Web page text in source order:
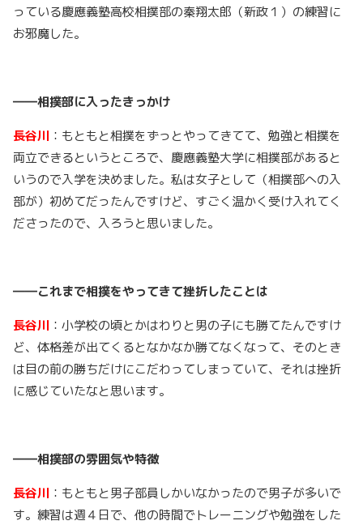
っている慶應義塾高校相撲部の秦翔太郎（新政１）の練習に
お邪魔した。
――相撲部に入ったきっかけ
長谷川 ：もともと相撲をずっとやってきてて、勉強と相撲を
両立できるというところで、慶應義塾大学に相撲部があると
いうので入学を決めました。私は女子として（相撲部への入
部が）初めてだったんですけど、すごく温かく受け入れてく
ださったので、入ろうと思いました。
――これまで相撲をやってきて挫折したことは
長谷川 ：小学校の頃とかはわりと男の子にも勝てたんですけ
ど、体格差が出てくるとなかなか勝てなくなって、そのとき
は目の前の勝ちだけにこだわってしまっていて、それは挫折
に感じていたなと思います。
――相撲部の雰囲気や特徴
長谷川 ：もともと男子部員しかいなかったので男子が多いで
す。練習は週４日で、他の時間でトレーニングや勉強をした